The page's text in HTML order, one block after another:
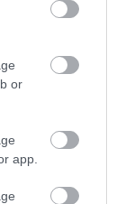
or
app.
IS LEHET, MIRE
P...
Promóció